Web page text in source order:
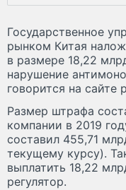
Государственное
рынком Китая
в размере 18,22
нарушение
говорится на сайте
Размер штрафа
компании в 2019
составил 455,71
текущему курсу).
выплатить 18,22
регулятор.